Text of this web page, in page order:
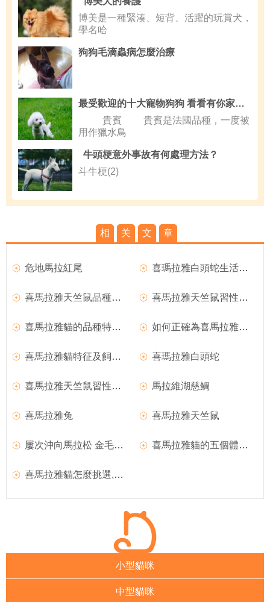
博美是一種緊湊、短背、活躍的玩賞犬，
學名哈
狗狗毛滴蟲病怎麼治療
最受歡迎的十大寵物狗狗 看看有你家寶寶沒？
貴賓 貴賓是法國品種，一度被
用作獵水鳥
牛頭梗意外事故有何處理方法？
斗牛梗(2)
相 关 文 章
危地馬拉紅尾 喜瑪拉雅白頭蛇生活環境
喜馬拉雅天竺鼠品種簡介及形態特征 喜馬拉雅天竺鼠習性及飼養知識
喜馬拉雅貓的品種特征和選購要點？ 如何正確為喜馬拉雅貓洗澡？
喜馬拉雅貓特征及飼養技巧 喜瑪拉雅白頭蛇
喜馬拉雅天竺鼠習性及飼養知識,喜馬拉雅天竺鼠 馬拉維湖慈鲷
喜馬拉雅兔 喜馬拉雅天竺鼠
屢次沖向馬拉松 金毛犬卻因關節炎遺憾退場 喜馬拉雅貓的五個體態特征,喜馬拉雅貓的形態特征
喜馬拉雅貓怎麼挑選,怎麼訓練喜馬拉雅貓不咬人
小型貓咪
中型貓咪